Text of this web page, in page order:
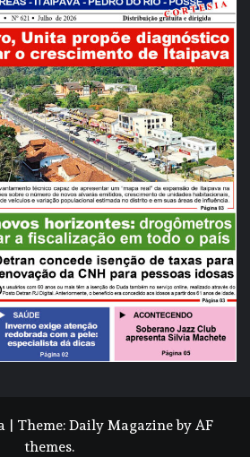
| Theme: Daily Magazineby AF
themes.